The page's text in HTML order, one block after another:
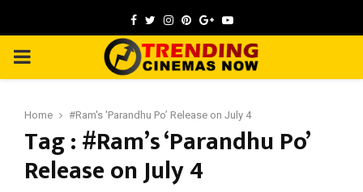
Facebook
TwitterInstagram
Pinterest
GoogleYoutube
PRIMARY
Home #Ram's 'Parandhu Po’ Release on July 4
Tag : #Ram’s ‘Parandhu Po’
Release on July 4